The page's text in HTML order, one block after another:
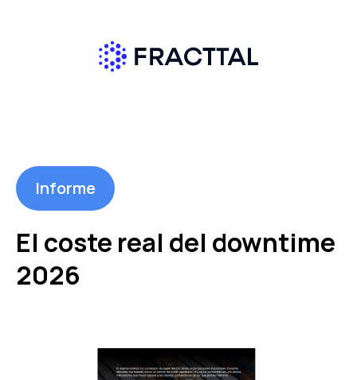
Informe
El coste real del downtime
2026